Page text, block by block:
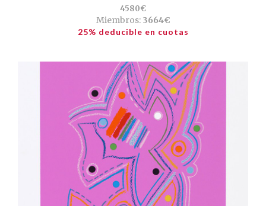
4580€
Miembros:3664€
25% deducible en cuotas